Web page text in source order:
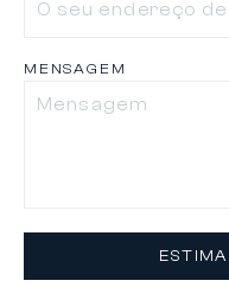
MENSAGEM